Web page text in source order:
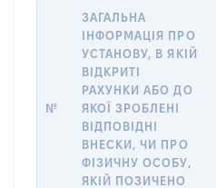
№
ЗАГАЛЬНА
ІНФОРМАЦІЯ ПРО
УСТАНОВУ, В ЯКІЙ
ВІДКРИТІ
РАХУНКИ АБО ДО
ЯКОЇ ЗРОБЛЕНІ
ВІДПОВІДНІ
ВНЕСКИ, ЧИ ПРО
ФІЗИЧНУ ОСОБУ,
ЯКІЙ ПОЗИЧЕНО